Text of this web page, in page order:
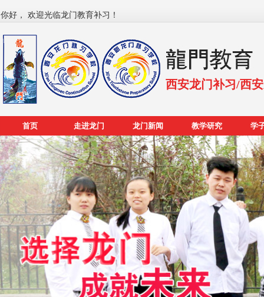
你好， 欢迎光临龙门教育补习！
西安龙门补习/西
首页 走进龙门 龙门新闻 教学研究 学